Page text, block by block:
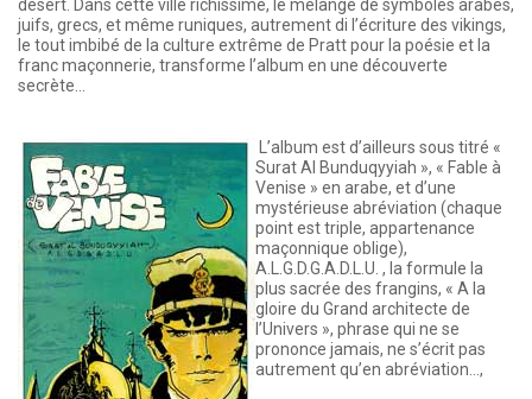
désert. Dans cette ville richissime, le mélange de symboles arabes,
juifs, grecs, et même runiques, autrement di l’écriture des vikings,
le tout imbibé de la culture extrême de Pratt pour la poésie et la
franc maçonnerie, transforme l’album en une découverte
secrète...
L’album est d’ailleurs sous titré «
Surat Al Bunduqyyiah », « Fable à
Venise » en arabe, et d’une
mystérieuse abréviation (chaque
point est triple, appartenance
maçonnique oblige),
A.L.G.D.G.A.D.L.U. , la formule la
plus sacrée des frangins, « A la
gloire du Grand architecte de
l’Univers », phrase qui ne se
prononce jamais, ne s’écrit pas
autrement qu’en abréviation...,